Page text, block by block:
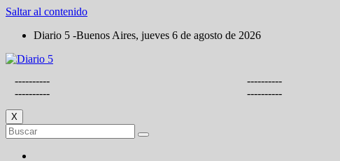
Saltar al contenido
Diario 5 -Buenos Aires, jueves 6 de agosto de 2026
----------
----------
----------
----------
X